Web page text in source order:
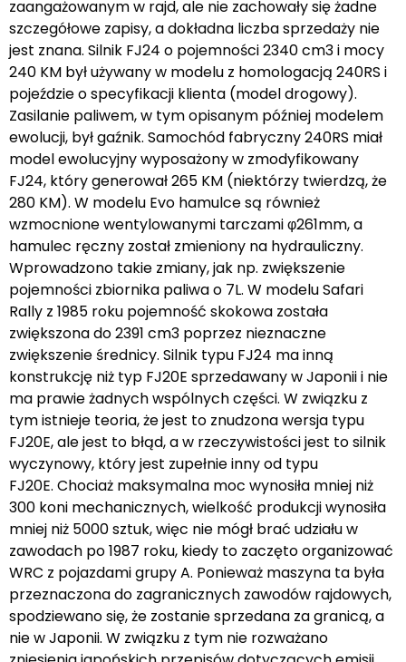
zaangażowanym w rajd, ale nie zachowały się żadne
szczegółowe zapisy, a dokładna liczba sprzedaży nie
jest znana. Silnik FJ24 o pojemności 2340 cm3 i mocy
240 KM był używany w modelu z homologacją 240RS i
pojeździe o specyfikacji klienta (model drogowy).
Zasilanie paliwem, w tym opisanym później modelem
ewolucji, był gaźnik. Samochód fabryczny 240RS miał
model ewolucyjny wyposażony w zmodyfikowany
FJ24, który generował 265 KM (niektórzy twierdzą, że
280 KM). W modelu Evo hamulce są również
wzmocnione wentylowanymi tarczami φ261mm, a
hamulec ręczny został zmieniony na hydrauliczny.
Wprowadzono takie zmiany, jak np. zwiększenie
pojemności zbiornika paliwa o 7L. W modelu Safari
Rally z 1985 roku pojemność skokowa została
zwiększona do 2391 cm3 poprzez nieznaczne
zwiększenie średnicy. Silnik typu FJ24 ma inną
konstrukcję niż typ FJ20E sprzedawany w Japonii i nie
ma prawie żadnych wspólnych części. W związku z
tym istnieje teoria, że jest to znudzona wersja typu
FJ20E, ale jest to błąd, a w rzeczywistości jest to silnik
wyczynowy, który jest zupełnie inny od typu
FJ20E. Chociaż maksymalna moc wynosiła mniej niż
300 koni mechanicznych, wielkość produkcji wynosiła
mniej niż 5000 sztuk, więc nie mógł brać udziału w
zawodach po 1987 roku, kiedy to zaczęto organizować
WRC z pojazdami grupy A. Ponieważ maszyna ta była
przeznaczona do zagranicznych zawodów rajdowych,
spodziewano się, że zostanie sprzedana za granicą, a
nie w Japonii. W związku z tym nie rozważano